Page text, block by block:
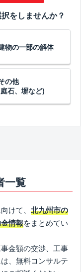
をしませんか？
物の一部の解体
の他
石、塀など)
一覧
けて、 北九州市の
情報をまとめてい
金額の交渉、工事
、無料コンサルテ